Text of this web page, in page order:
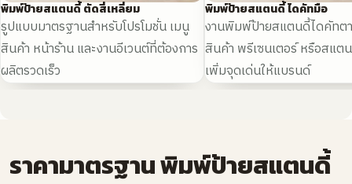
พิมพ์ป้ายสแตนดี้ ตัดสี่เหลี่ยม
รูปแบบมาตรฐานสำหรับโปรโมชั่น เมนู
สินค้า หน้าร้าน และงานอีเวนต์ที่ต้องการ
ผลิตรวดเร็ว
พิมพ์ป้ายสแตนดี้ ไดคัทมือ
งานพิมพ์ป้ายสแตนดี้ไดคัทต
สินค้า พรีเซนเตอร์ หรือสแต
เพิ่มจุดเด่นให้แบรนด์
ราคามาตรฐาน พิมพ์ป้ายสแตนดี้